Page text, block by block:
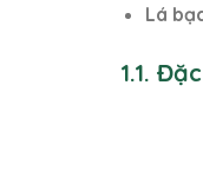
Lá
1.1.